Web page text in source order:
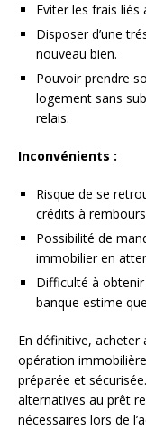
Eviter les frais
Disposer d’une
nouveau bien.
Pouvoir prendre
logement sans
relais.
Inconvénients :
Risque de se
crédits à
Possibilité de
immobilier en
Difficulté à
banque estime
En définitive, acheter
opération
préparée et
alternatives au prêt
nécessaires lors de